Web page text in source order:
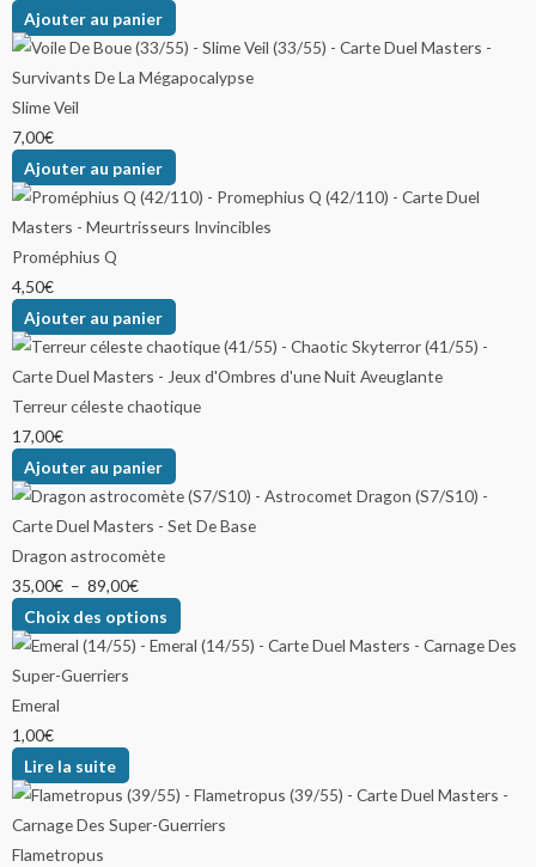
Ajouter au panier
Slime Veil
7,00€
Ajouter au panier
Proméphius Q
4,50€
Ajouter au panier
Terreur céleste chaotique
17,00€
Ajouter au panier
Dragon astrocomète
35,00€ – 89,00€
Choix des options
Emeral
1,00€
Lire la suite
Flametropus